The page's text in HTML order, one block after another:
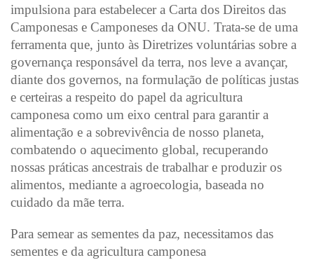
impulsiona para estabelecer a Carta dos Direitos das
Camponesas e Camponeses da ONU. Trata-se de uma
ferramenta que, junto às Diretrizes voluntárias sobre a
governança responsável da terra, nos leve a avançar,
diante dos governos, na formulação de políticas justas
e certeiras a respeito do papel da agricultura
camponesa como um eixo central para garantir a
alimentação e a sobrevivência de nosso planeta,
combatendo o aquecimento global, recuperando
nossas práticas ancestrais de trabalhar e produzir os
alimentos, mediante a agroecologia, baseada no
cuidado da mãe terra.
Para semear as sementes da paz, necessitamos das
sementes e da agricultura camponesa